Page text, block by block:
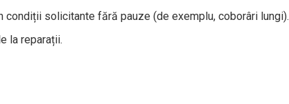
solicitante fără pauze (de exemplu, coborâri lungi).
la reparații.